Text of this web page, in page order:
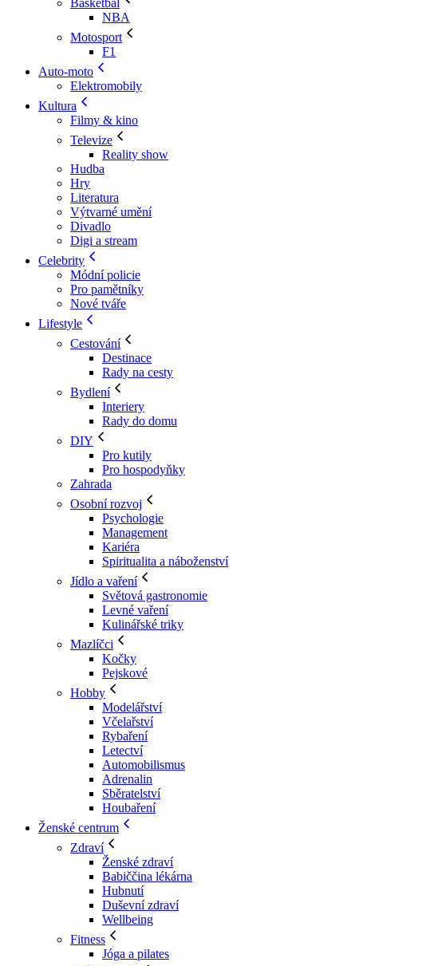
Basketbal
NBA
Motosport
F1
Auto-moto
Elektromobily
Kultura
Filmy & kino
Televize
Reality show
Hudba
Hry
Literatura
Výtvarné umění
Divadlo
Digi a stream
Celebrity
Módní policie
Pro pamětníky
Nové tváře
Lifestyle
Cestování
Destinace
Rady na cesty
Bydlení
Interiery
Rady do domu
DIY
Pro kutily
Pro hospodyňky
Zahrada
Osobní rozvoj
Psychologie
Management
Kariéra
Spiritualita a náboženství
Jídlo a vaření
Světová gastronomie
Levné vaření
Kulinářské triky
Mazlíčci
Kočky
Pejskové
Hobby
Modelářství
Včelařství
Rybaření
Letectví
Automobilismus
Adrenalin
Sběratelství
Houbaření
Ženské centrum
Zdraví
Ženské zdraví
Babiččina lékárna
Hubnutí
Duševní zdraví
Wellbeing
Fitness
Jóga a pilates